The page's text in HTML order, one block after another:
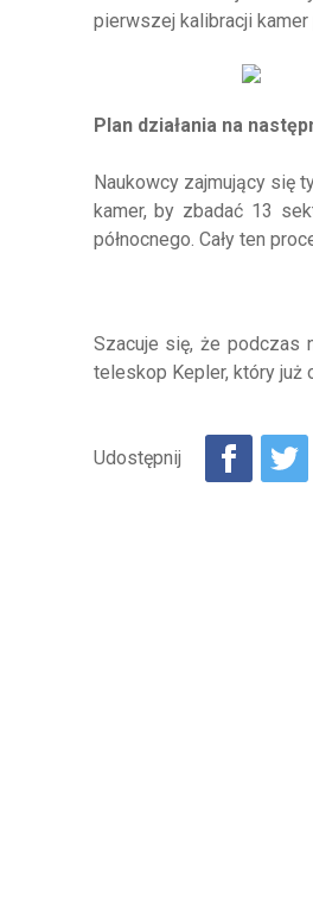
pierwszej kalibracji
Plan działania na
Naukowcy zajmujący się
kamer, by zbadać 13
północnego. Cały ten
Szacuje się, że podczas
teleskop Kepler, który już